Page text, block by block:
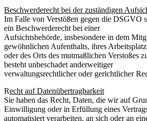
Beschwerderecht bei der zuständigen
Im Falle von Verstößen gegen die DSGVO
ein Beschwerderecht bei einer
Aufsichtsbehörde, insbesondere in dem
gewöhnlichen Aufenthalts, ihres
oder des Orts des mutmaßlichen Verstoßes
besteht unbeschadet anderweitiger
verwaltungsrechtlicher oder gerichtlicher
Recht auf Datenübertragbarkeit
Sie haben das Recht, Daten, die wir auf
Einwilligung oder in Erfüllung eines
automatisiert verarbeiten, an sich oder an